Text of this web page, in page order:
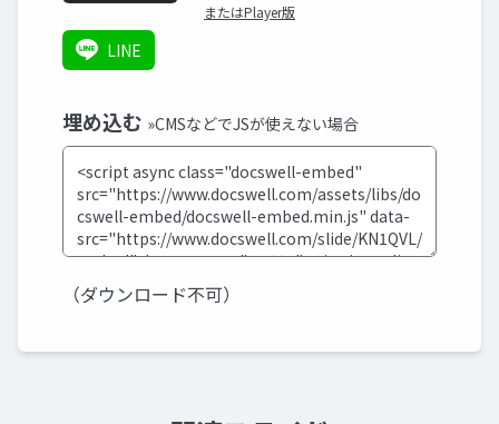
またはPlayer版
LINE
埋め込む »CMSなどでJSが使えない場合
（ダウンロード不可）